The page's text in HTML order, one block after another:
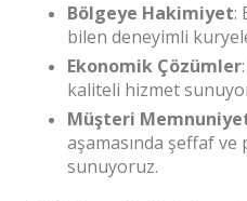
Bölgeye Hakimiyet:
bilen deneyimli
Ekonomik Çözümler
kaliteli hizmet
Müşteri
aşamasında şeffaf
sunuyoruz.